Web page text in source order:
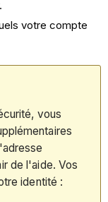
votre compte
vous
de l'aide. Vos
identité :